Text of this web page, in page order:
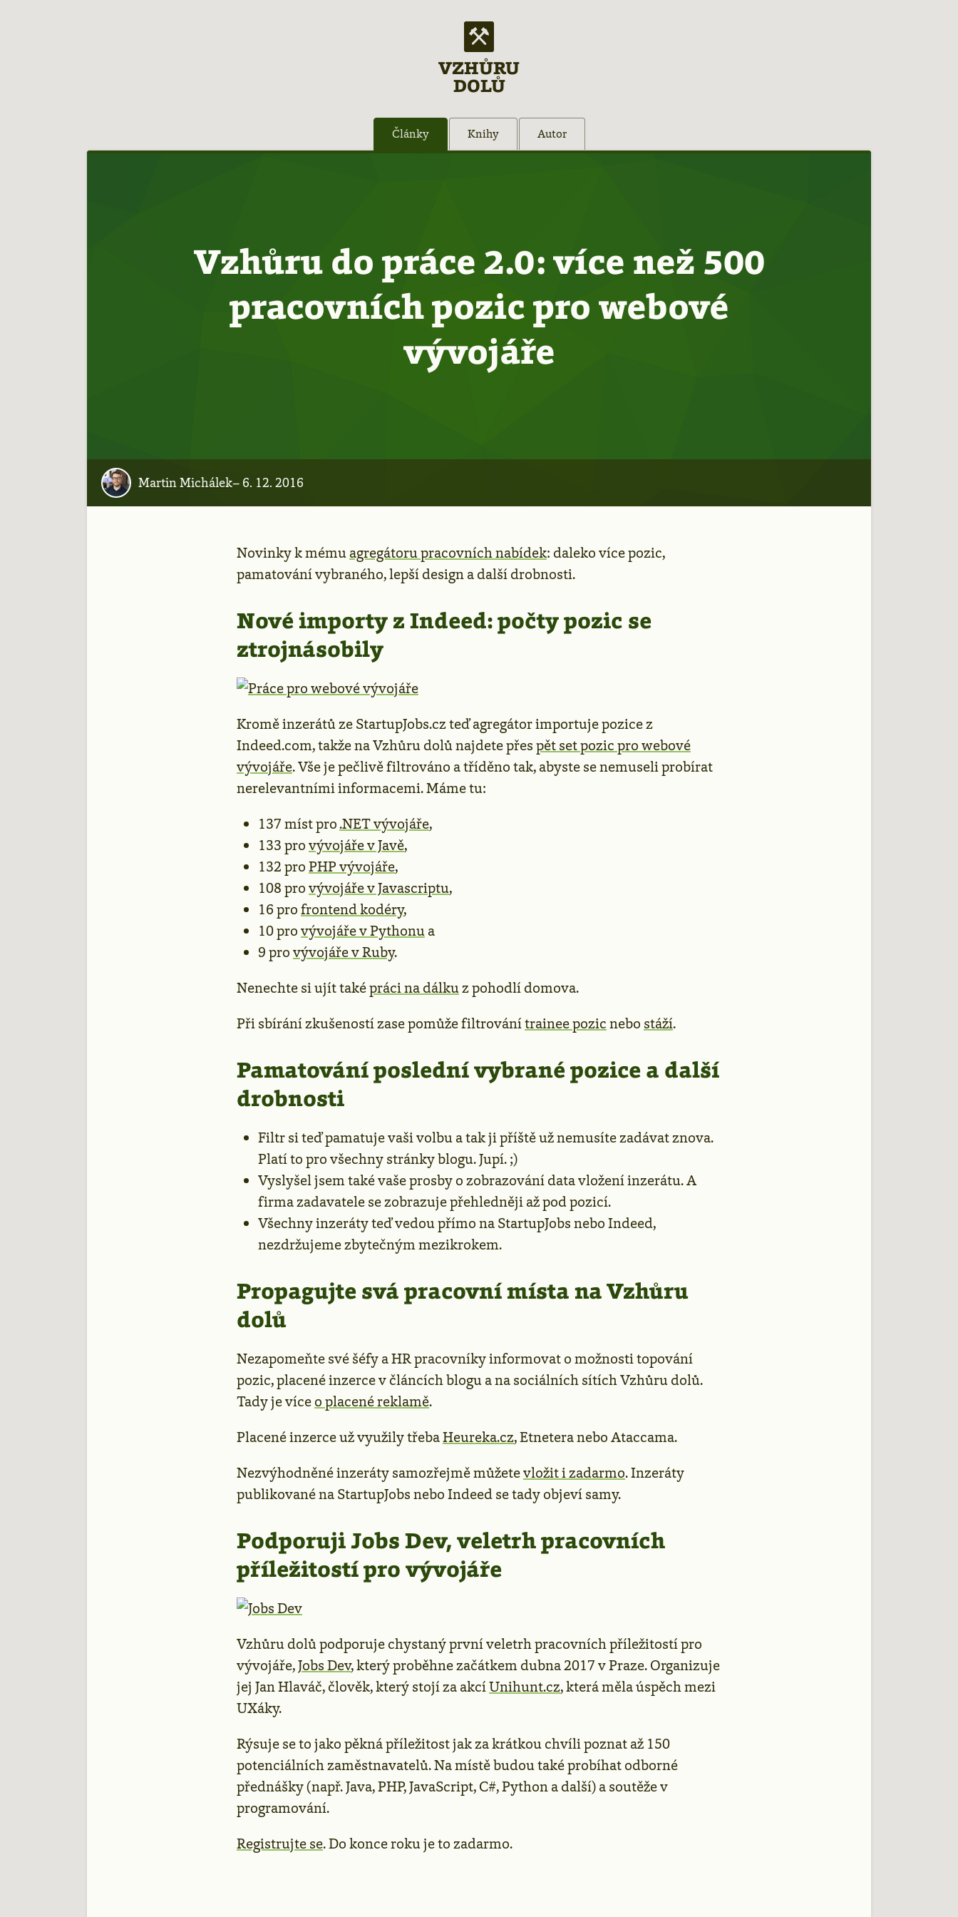
VZHŮRU
DOLŮ
Články Knihy Autor
Vzhůru do práce 2.0: více než 500
pracovních pozic pro webové
vývojáře
Martin Michálek– 6. 12. 2016
Novinky k mémuagregátoru pracovních nabídek: daleko více pozic,
pamatování vybraného, lepší design a další drobnosti.
Nové importy z Indeed: počty pozic se
ztrojnásobily
Kromě inzerátů ze StartupJobs.cz teď agregátor importuje pozice z
Indeed.com, takže na Vzhůru dolů najdete přespět set pozic pro webové
vývojáře. Vše je pečlivě filtrováno a tříděno tak, abyste se nemuseli probírat
nerelevantními informacemi. Máme tu:
137 míst pro.NET vývojáře,
133 provývojáře v Javě,
132 proPHP vývojáře,
108 provývojáře v Javascriptu,
16 profrontend kodéry,
10 provývojáře v Pythonua
9 provývojáře v Ruby.
Nenechte si ujít taképráci na dálkuz pohodlí domova.
Při sbírání zkušeností zase pomůže filtrovánítrainee pozicnebo stáží.
Pamatování poslední vybrané pozice a další
drobnosti
Filtr si teď pamatuje vaši volbu a tak ji příště už nemusíte zadávat znova.
Platí to pro všechny stránky blogu. Jupí. ;)
Vyslyšel jsem také vaše prosby o zobrazování data vložení inzerátu. A
firma zadavatele se zobrazuje přehledněji až pod pozicí.
Všechny inzeráty teď vedou přímo na StartupJobs nebo Indeed,
nezdržujeme zbytečným mezikrokem.
Propagujte svá pracovní místa na Vzhůru
dolů
Nezapomeňte své šéfy a HR pracovníky informovat o možnosti topování
pozic, placené inzerce v článcích blogu a na sociálních sítích Vzhůru dolů.
Tady je víceo placené reklamě.
Placené inzerce už využily třebaHeureka.cz, Etnetera nebo Ataccama.
Nezvýhodněné inzeráty samozřejmě můžetevložit i zadarmo. Inzeráty
publikované na StartupJobs nebo Indeed se tady objeví samy.
Podporuji Jobs Dev, veletrh pracovních
příležitostí pro vývojáře
Vzhůru dolů podporuje chystaný první veletrh pracovních příležitostí pro
vývojáře,Jobs Dev, který proběhne začátkem dubna 2017 v Praze. Organizuje
jej Jan Hlaváč, člověk, který stojí za akcíUnihunt.cz, která měla úspěch mezi
UXáky.
Rýsuje se to jako pěkná příležitost jak za krátkou chvíli poznat až 150
potenciálních zaměstnavatelů. Na místě budou také probíhat odborné
přednášky (např. Java, PHP, JavaScript, C#, Python a další) a soutěže v
programování.
Registrujte se. Do konce roku je to zadarmo.